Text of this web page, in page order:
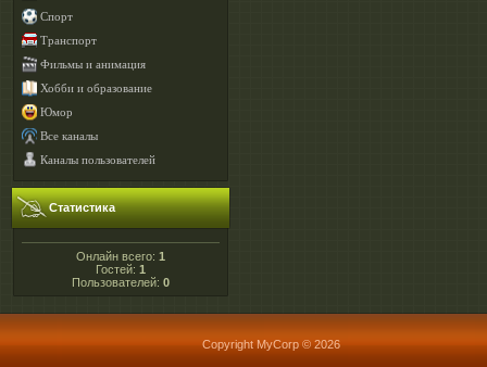
Спорт
Транспорт
Фильмы и анимация
Хобби и образование
Юмор
Все каналы
Каналы пользователей
Статистика
Онлайн всего: 1
Гостей: 1
Пользователей: 0
Copyright MyCorp © 2026